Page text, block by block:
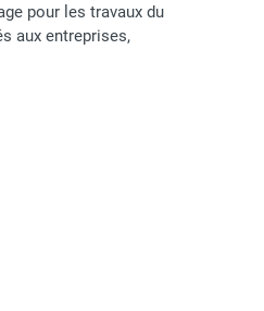
pour les travaux du
aux entreprises,